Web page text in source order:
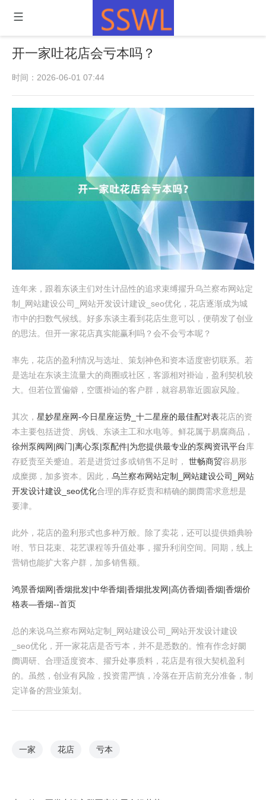
开一家吐花店会亏本吗？
时间：2026-06-01 07:44
连年来，跟着东谈主们对生计品性的追求束缚擢升乌兰察布网站定
制_网站建设公司_网站开发设计建设_seo优化，花店逐渐成为城
市中的扫数气候线。好多东谈主看到花店生意可以，便萌发了创业
的思法。但开一家花店真实能赢利吗？会不会亏本呢？
率先，花店的盈利情况与选址、策划神色和资本适度密切联系。若
是选址在东谈主流量大的商圈或社区，客源相对褂讪，盈利契机较
大。但若位置偏僻，空匮褂讪的客户群，就容易靠近圆寂风险。
其次， 星妙星座网-今日星座运势_十二星座的最佳配对表花店的资
本主要包括进货、房钱、东谈主工和水电等。鲜花属于易腐商品，
徐州泵阀网|阀门|离心泵|泵配件|为您提供最专业的泵阀资讯平台库
存贬责至关蹙迫。若是进货过多或销售不足时， 世畅商贸容易形
成糜掷，加多资本。因此， 乌兰察布网站定制_网站建设公司_网站
开发设计建设_seo优化合理的库存贬责和精确的阛阓需求意想是
要津。
此外，花店的盈利形式也多种万般。除了卖花，还可以提供婚典吩
咐、节日花束、花艺课程等升值处事，擢升利润空间。同期，线上
营销也能扩大客户群，加多销售额。
鸿景香烟网|香烟批发|中华香烟|香烟批发网|高仿香烟|香烟|香烟价
格表―香烟--首页
总的来说乌兰察布网站定制_网站建设公司_网站开发设计建设
_seo优化，开一家花店是否亏本，并不是悉数的。惟有作念好阛
阓调研、合理适度资本、擢升处事质料，花店是有很大契机盈利
的。虽然，创业有风险，投资需严慎，冷落在开店前充分准备，制
定详备的营业策划。
一家 花店 亏本